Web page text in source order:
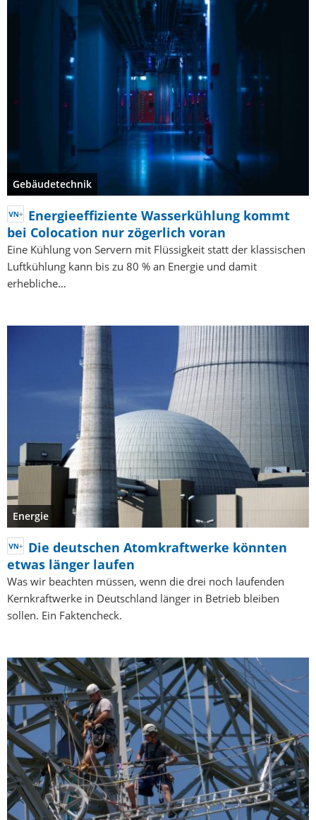
Gebäudetechnik
Energieeffiziente Wasserkühlung kommt
bei Colocation nur zögerlich voran
Eine Kühlung von Servern mit Flüssigkeit statt der klassischen
Luftkühlung kann bis zu 80 % an Energie und damit
erhebliche…
Energie
Die deutschen Atomkraftwerke könnten
etwas länger laufen
Was wir beachten müssen, wenn die drei noch laufenden
Kernkraftwerke in Deutschland länger in Betrieb bleiben
sollen. Ein Faktencheck.